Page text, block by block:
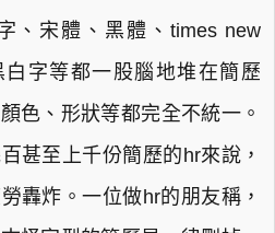
、宋體、黑體、times new
字等都一股腦地堆在簡歷
色、形狀等都完全不統一。
甚至上千份簡歷的hr來說，
轟炸。一位做hr的朋友稱，